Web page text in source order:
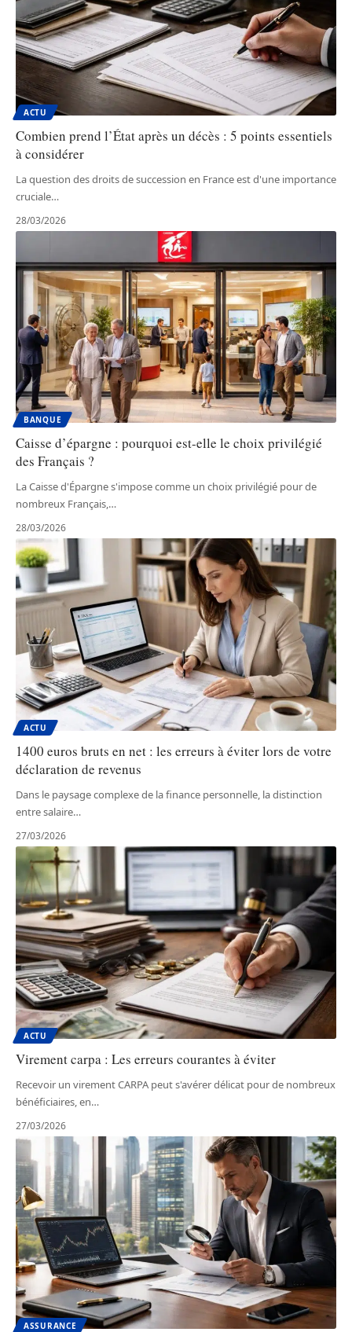
ACTU
Combien prend l’État après un décès : 5 points essentiels
à considérer
La question des droits de succession en France est d'une importance
cruciale…
28/03/2026
BANQUE
Caisse d’épargne : pourquoi est-elle le choix privilégié
des Français ?
La Caisse d'Épargne s'impose comme un choix privilégié pour de
nombreux Français,…
28/03/2026
ACTU
1400 euros bruts en net : les erreurs à éviter lors de votre
déclaration de revenus
Dans le paysage complexe de la finance personnelle, la distinction
entre salaire…
27/03/2026
ACTU
Virement carpa : Les erreurs courantes à éviter
Recevoir un virement CARPA peut s'avérer délicat pour de nombreux
bénéficiaires, en…
27/03/2026
ASSURANCE